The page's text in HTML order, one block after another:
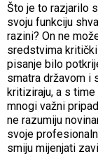
Što je to razjarilo
svoju funkciju
razini? On ne
sredstvima
pisanje bilo
smatra državom i
kritiziraju, a s
mnogi važni
ne razumiju
svoje
smiju mijenjati